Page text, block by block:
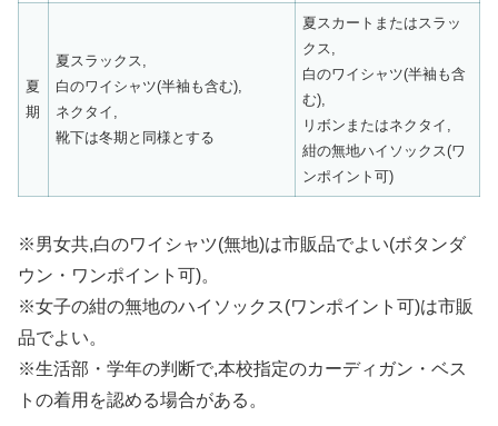
夏
期
夏スラックス,
白のワイシャツ(半袖も含む),
ネクタイ,
靴下は冬期と同様とする
夏スカートまたはスラッ
クス,
白のワイシャツ(半袖も含
む),
リボンまたはネクタイ,
紺の無地ハイソックス(ワ
ンポイント可)
※男女共,白のワイシャツ(無地)は市販品でよい(ボタンダ
ウン・ワンポイント可)。
※女子の紺の無地のハイソックス(ワンポイント可)は市販
品でよい。
※生活部・学年の判断で,本校指定のカーディガン・ベス
トの着用を認める場合がある。